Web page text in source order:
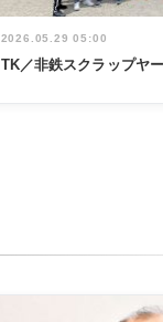
2026.05.29 05:00
TK／非鉄スクラップヤ